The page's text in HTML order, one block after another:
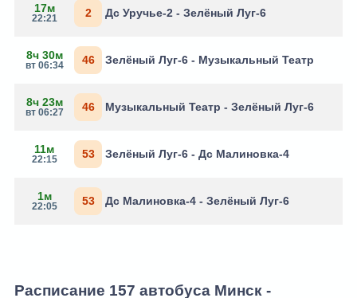
17м
22:21 2 Дс Уручье-2 - Зелёный Луг-6
8ч 30м
вт 06:34 46 Зелёный Луг-6 - Музыкальный Театр
8ч 23м
вт 06:27 46 Музыкальный Театр - Зелёный Луг-6
11м
22:15 53 Зелёный Луг-6 - Дс Малиновка-4
1м
22:05 53 Дс Малиновка-4 - Зелёный Луг-6
Расписание 157 автобуса Минск -